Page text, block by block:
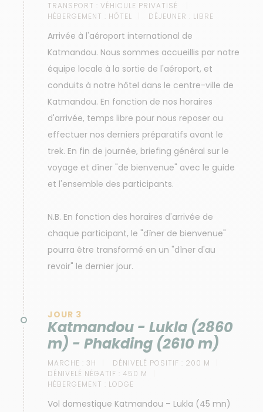
TRANSPORT : VÉHICULE PRIVATISÉ
HÉBERGEMENT : HÔTEL DÉJEUNER : LIBRE
Arrivée à l'aéroport international de
Katmandou. Nous sommes accueillis par notre
équipe locale à la sortie de l'aéroport, et
conduits à notre hôtel dans le centre-ville de
Katmandou. En fonction de nos horaires
d'arrivée, temps libre pour nous reposer ou
effectuer nos derniers préparatifs avant le
trek. En fin de journée, briefing général sur le
voyage et dîner "de bienvenue" avec le guide
et l'ensemble des participants.
N.B. En fonction des horaires d'arrivée de
chaque participant, le "dîner de bienvenue"
pourra être transformé en un "dîner d'au
revoir" le dernier jour.
JOUR 3
Katmandou - Lukla (2860
m) - Phakding (2610 m)
MARCHE : 3H DÉNIVELÉ POSITIF : 200 M
DÉNIVELÉ NÉGATIF : 450 M
HÉBERGEMENT : LODGE
Vol domestique Katmandou – Lukla (45 mn)